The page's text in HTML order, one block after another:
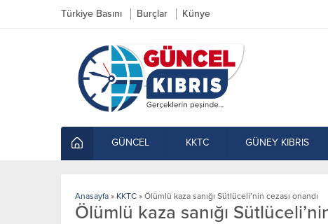
Türkiye Basını Burçlar Künye
GÜNCEL KKTC GÜNEY KIBRIS
Anasayfa » KKTC » Ölümlü kaza sanığı Sütlüceli’nin cezası onandı
Ölümlü kaza sanığı